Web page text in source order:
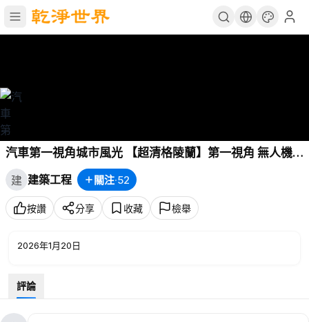
汽車第一視角城市風光 【超清格陵蘭】第一視角 無人機
航拍 格陵蘭島-輕鬆的音樂和美麗的自然風光 2023.7
建 建築工程 關注·52
按讚 分享 收藏 檢舉
2026年1月20日
評論